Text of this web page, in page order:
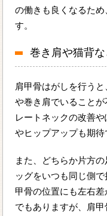
の働きも良くなるた
す。
巻き肩や猫背
肩甲骨はがしを行う
や巻き肩でいること
レートネックの改善
やヒップアップも期待
また、どちらか片方
ッグをいつも同じ側
甲骨の位置にも左右
でもありますが、肩